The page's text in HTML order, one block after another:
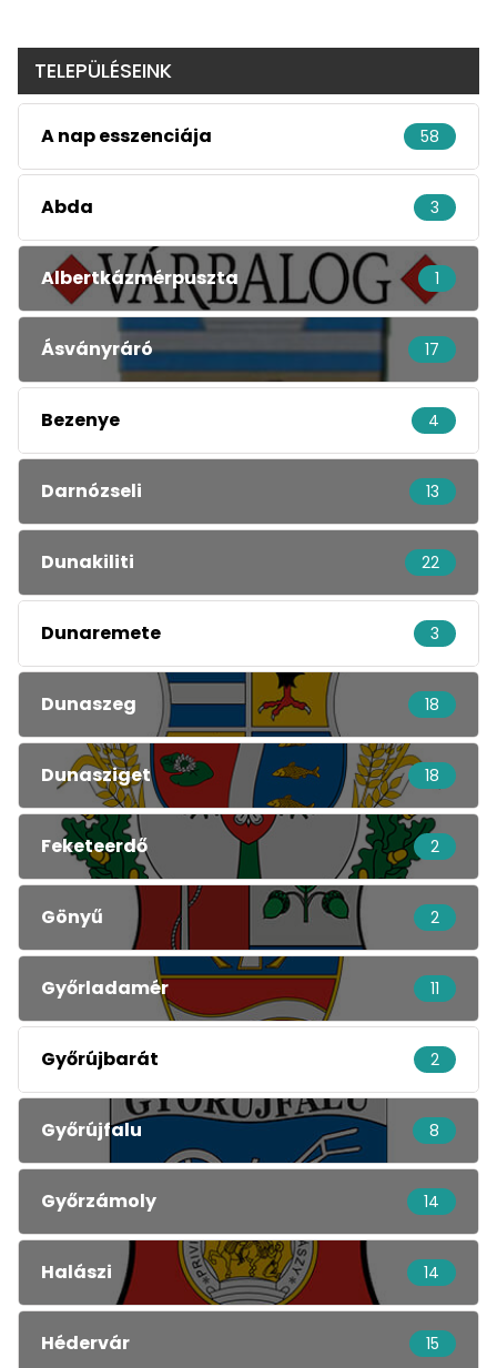
TELEPÜLÉSEINK
A nap esszenciája 58
Abda 3
Albertkázmérpuszta 1
Ásványráró 17
Bezenye 4
Darnózseli 13
Dunakiliti 22
Dunaremete 3
Dunaszeg 18
Dunasziget 18
Feketeerdő 2
Gönyű 2
Győrladamér 11
Győrújbarát 2
Győrújfalu 8
Győrzámoly 14
Halászi 14
Hédervár 15